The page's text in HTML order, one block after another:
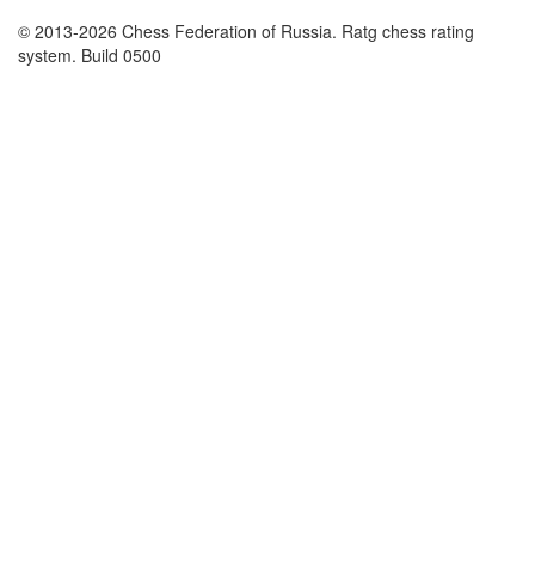
© 2013-2026 Chess Federation of Russia. Ratg chess rating
system. Build 0500